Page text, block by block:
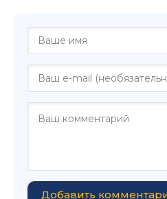
Добавить